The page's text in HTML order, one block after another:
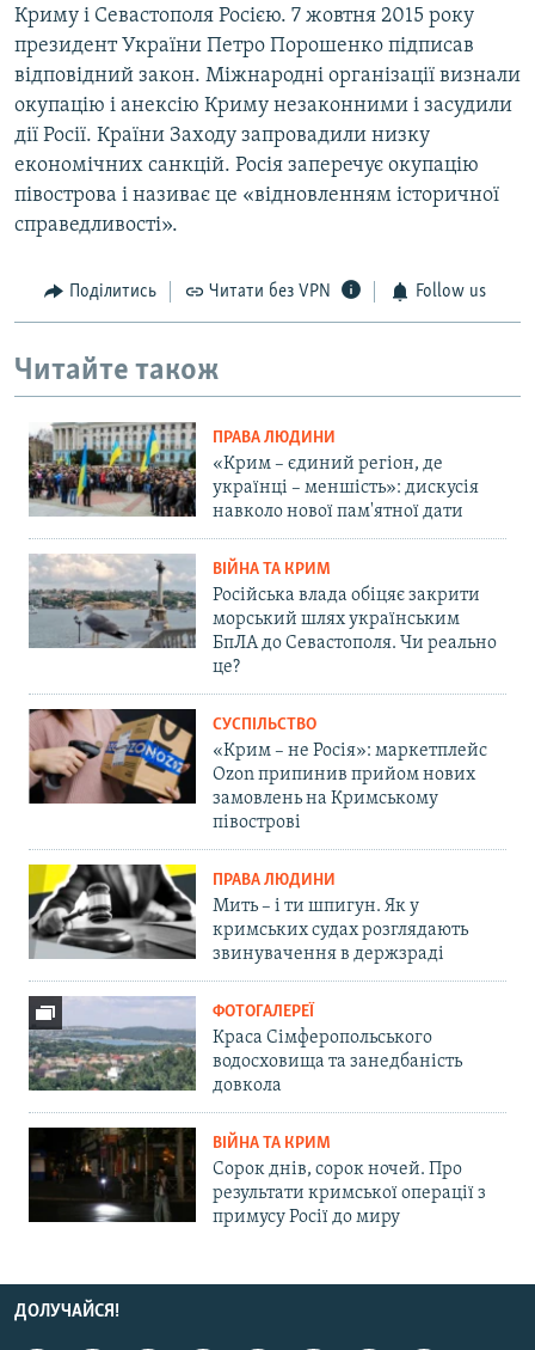
Криму і Севастополя Росією. 7 жовтня 2015 року
президент України Петро Порошенко підписав
відповідний закон. Міжнародні організації визнали
окупацію і анексію Криму незаконними і засудили
дії Росії. Країни Заходу запровадили низку
економічних санкцій. Росія заперечує окупацію
півострова і називає це «відновленням історичної
справедливості».
Поділитись Читати без VPN Follow us
Читайте також
ПРАВА ЛЮДИНИ
«Крим – єдиний регіон, де
українці – меншість»: дискусія
навколо нової пам'ятної дати
ВІЙНА ТА КРИМ
Російська влада обіцяє закрити
морський шлях українським
БпЛА до Севастополя. Чи реально
це?
СУСПІЛЬСТВО
«Крим – не Росія»: маркетплейс
Ozon припинив прийом нових
замовлень на Кримському
півострові
ПРАВА ЛЮДИНИ
Мить – і ти шпигун. Як у
кримських судах розглядають
звинувачення в держзраді
ФОТОГАЛЕРЕЇ
Краса Сімферопольського
водосховища та занедбаність
довкола
ВІЙНА ТА КРИМ
Сорок днів, сорок ночей. Про
результати кримської операції з
примусу Росії до миру
ДОЛУЧАЙСЯ!